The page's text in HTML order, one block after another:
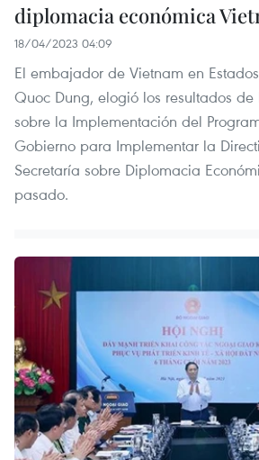
diplomacia económica
18/04/2023 04:09
El embajador de Vietnam en
Quoc Dung, elogió los resultados
sobre la Implementación del
Gobierno para Implementar la
Secretaría sobre Diplomacia
pasado.